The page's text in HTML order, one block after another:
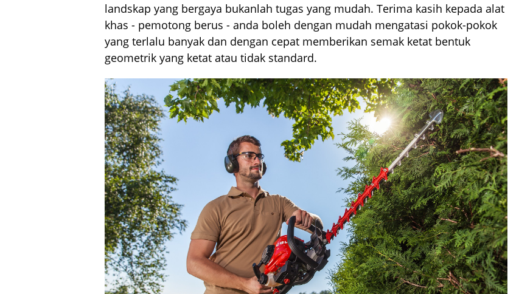
landskap yang bergaya bukanlah tugas yang mudah. Terima kasih kepada alat
khas - pemotong berus - anda boleh dengan mudah mengatasi pokok-pokok
yang terlalu banyak dan dengan cepat memberikan semak ketat bentuk
geometrik yang ketat atau tidak standard.